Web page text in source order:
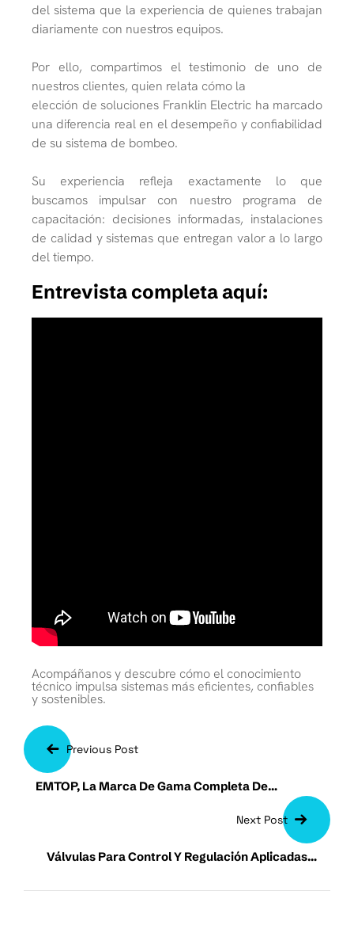
del sistema que la experiencia de quienes trabajan
diariamente con nuestros equipos.
Por ello, compartimos el testimonio de uno de
nuestros clientes, quien relata cómo la
elección de soluciones Franklin Electric ha marcado
una diferencia real en el desempeño y confiabilidad
de su sistema de bombeo.
Su experiencia refleja exactamente lo que
buscamos impulsar con nuestro programa de
capacitación: decisiones informadas, instalaciones
de calidad y sistemas que entregan valor a lo largo
del tiempo.
Entrevista completa aquí:
Acompáñanos y descubre cómo el conocimiento
técnico impulsa sistemas más eficientes, confiables
y sostenibles.
Previous Post
EMTOP, La Marca De Gama Completa De
Next Post
Válvulas Para Control Y Regulación Aplicadas A